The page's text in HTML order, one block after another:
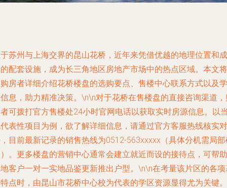
苏州与上海交界的昆山花桥，近年来凭借优越的地理位置和成
配套设施，成为长三角地区房地产市场中的热点区域。本文将
房者详细介绍花桥楼盘的选购要点、售楼中心联系方式以及学
息，助力精准决策。\n\n对于花桥在售楼盘的直接咨询渠道
可拨打官方售楼处24小时官网电话以获取实时房源信息。以
表性项目为例，欲了解详细信息，请通过官方客服热线核实对
目前最新记录的销售热线为0512-563xxxxx（具体分机需局
。更多楼盘的营销中心通常会建立就近而设的接待点，可帮助
客户一对一实地品鉴更新推出户型。\n\n在考量该片区的各
点时，由昆山市花桥中心校为代表的学区资源显得尤为关键。